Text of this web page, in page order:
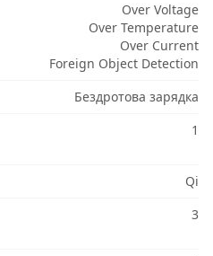
Over Voltage
Over Temperature
Over Current
Foreign Object Detection
Бездротова зарядка
1
Qi
3